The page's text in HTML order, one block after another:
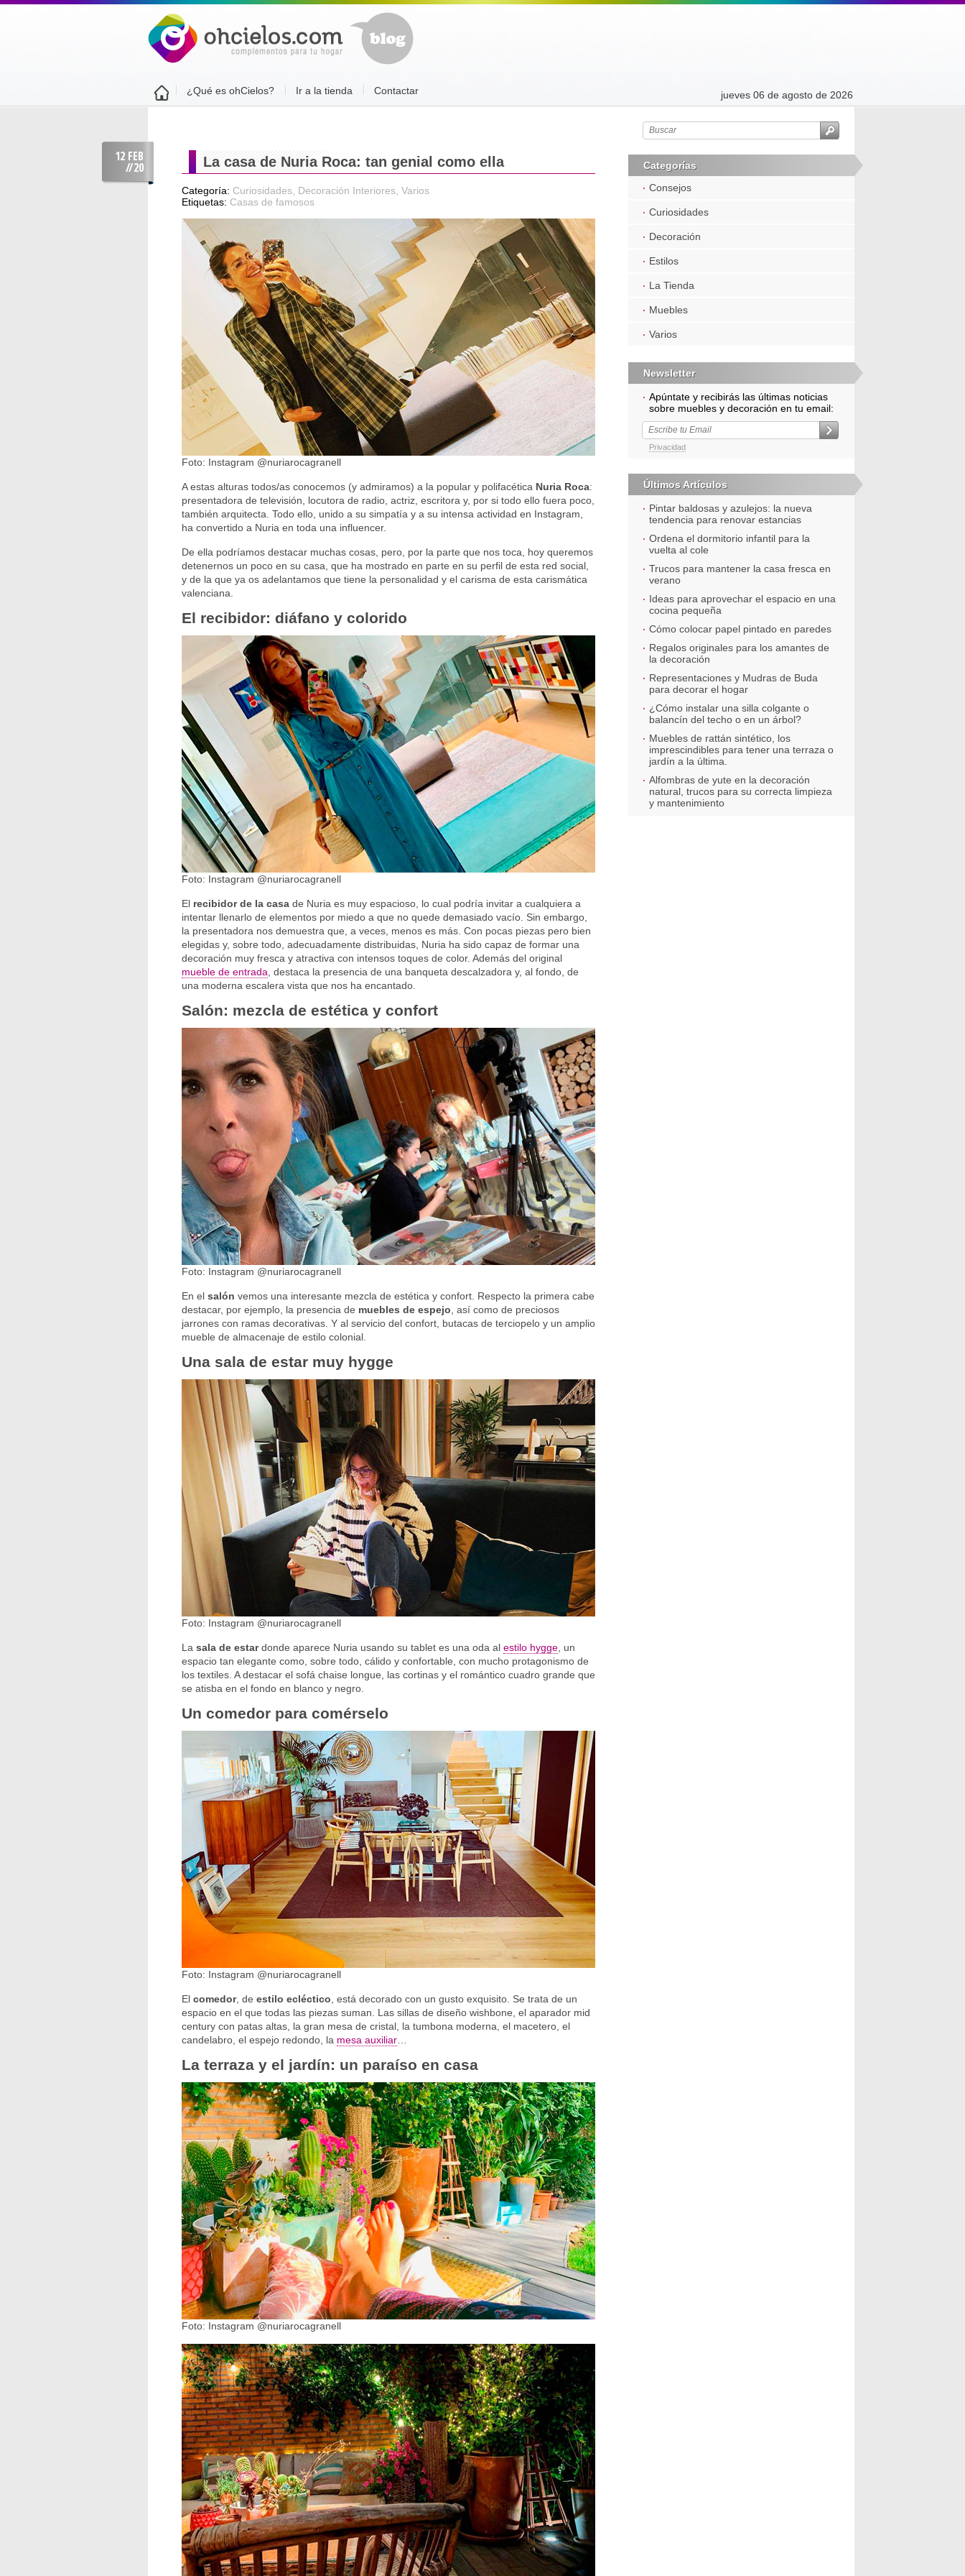
¿Qué es ohCielos? Ir a la tienda Contactar jueves 06 de agosto de 2026
La casa de Nuria Roca: tan genial como ella
12 FEB
//20
Categoría: Curiosidades Decoración Interiores Varios
Etiquetas: Casas de famosos
Foto: Instagram @nuriarocagranell
A estas alturas todos/as conocemos (y admiramos) a la popular y polifacética Nuria Roca:
presentadora de televisión, locutora de radio, actriz, escritora y, por si todo ello fuera poco,
también arquitecta. Todo ello, unido a su simpatía y a su intensa actividad en Instagram,
ha convertido a Nuria en toda una influencer.
De ella podríamos destacar muchas cosas, pero, por la parte que nos toca, hoy queremos
detenernos un poco en su casa, que ha mostrado en parte en su perfil de esta red social,
y de la que ya os adelantamos que tiene la personalidad y el carisma de esta carismática
valenciana.
El recibidor: diáfano y colorido
Foto: Instagram @nuriarocagranell
El recibidor de la casa de Nuria es muy espacioso, lo cual podría invitar a cualquiera a
intentar llenarlo de elementos por miedo a que no quede demasiado vacío. Sin embargo,
la presentadora nos demuestra que, a veces, menos es más. Con pocas piezas pero bien
elegidas y, sobre todo, adecuadamente distribuidas, Nuria ha sido capaz de formar una
decoración muy fresca y atractiva con intensos toques de color. Además del original
mueble de entrada , destaca la presencia de una banqueta descalzadora y, al fondo, de
una moderna escalera vista que nos ha encantado.
Salón: mezcla de estética y confort
Foto: Instagram @nuriarocagranell
En el salón vemos una interesante mezcla de estética y confort. Respecto la primera cabe
destacar, por ejemplo, la presencia de muebles de espejo , así como de preciosos
jarrones con ramas decorativas. Y al servicio del confort, butacas de terciopelo y un amplio
mueble de almacenaje de estilo colonial.
Una sala de estar muy hygge
Foto: Instagram @nuriarocagranell
La sala de estardonde aparece Nuria usando su tablet es una oda al estilo hygge , un
espacio tan elegante como, sobre todo, cálido y confortable, con mucho protagonismo de
los textiles. A destacar el sofá chaise longue, las cortinas y el romántico cuadro grande que
se atisba en el fondo en blanco y negro.
Un comedor para comérselo
Foto: Instagram @nuriarocagranell
El comedor, de estilo ecléctico , está decorado con un gusto exquisito. Se trata de un
espacio en el que todas las piezas suman. Las sillas de diseño wishbone, el aparador mid
century con patas altas, la gran mesa de cristal, la tumbona moderna, el macetero, el
candelabro, el espejo redondo, la mesa auxiliar
La terraza y el jardín: un paraíso en casa
Foto: Instagram @nuriarocagranell
Categorías
Consejos
Curiosidades
Decoración
Estilos
La Tienda
Muebles
Varios
Newsletter
Apúntate y recibirás las últimas noticias
sobre muebles y decoración en tu email:
Privacidad
Últimos Artículos
Pintar baldosas y azulejos: la nueva
tendencia para renovar estancias
Ordena el dormitorio infantil para la
vuelta al cole
Trucos para mantener la casa fresca en
verano
Ideas para aprovechar el espacio en una
cocina pequeña
Cómo colocar papel pintado en paredes
Regalos originales para los amantes de
la decoración
Representaciones y Mudras de Buda
para decorar el hogar
¿Cómo instalar una silla colgante o
balancín del techo o en un árbol?
Muebles de rattán sintético, los
imprescindibles para tener una terraza o
jardín a la última.
Alfombras de yute en la decoración
natural, trucos para su correcta limpieza
y mantenimiento